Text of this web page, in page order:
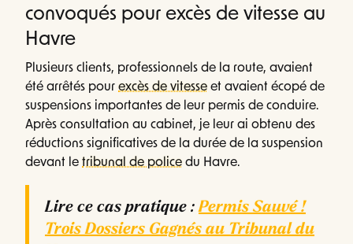
convoqués pour excès de vitesse au
Havre
Plusieurs clients, professionnels de la route, avaient
été arrêtés pour excès de vitesse et avaient écopé de
suspensions importantes de leur permis de conduire.
Après consultation au cabinet, je leur ai obtenu des
réductions significatives de la durée de la suspension
devant le tribunal de police du Havre.
Lire ce cas pratique :Permis Sauvé !
Trois Dossiers Gagnés au Tribunal du